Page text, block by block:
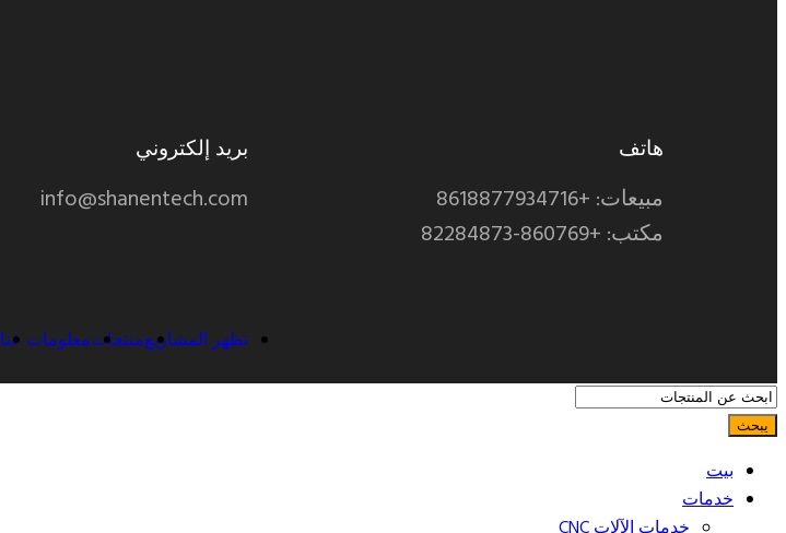
هاتف
مبيعات: +8618877934716
مكتب: +860769-82284873
بريد إلكتروني
info@shanentech.com
تظهر المشاريعمنتجاتمعلومات عنا
يبحث
بيت
خدمات